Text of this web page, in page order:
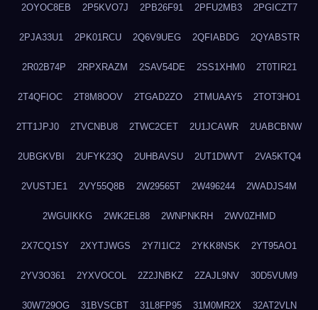
2OYOC8EB 2P5KVO7J 2PB26F91 2PFU2MB3 2PGICZT7
2PJA33U1 2PK01RCU 2Q6V9UEG 2QFIABDG 2QYABSTR
2R02B74P 2RPXRAZM 2SAV54DE 2SS1XHM0 2T0TIR21
2T4QFIOC 2T8M8OOV 2TGAD2ZO 2TMUAAY5 2TOT3HO1
2TT1JPJ0 2TVCNBU8 2TWC2CET 2U1JCAWR 2UABCBNW
2UBGKVBI 2UFYK23Q 2UHBAVSU 2UT1DWVT 2VA5KTQ4
2VUSTJE1 2VY55Q8B 2W29565T 2W496244 2WADJS4M
2WGUIKKG 2WK2EL88 2WNPNKRH 2WV0ZHMD
2X7CQ1SY 2XYTJWGS 2Y7I1IC2 2YKK8NSK 2YT95AO1
2YV3O361 2YXVOCOL 2Z2JNBKZ 2ZAJL9NV 30D5VUM9
30W729OG 31BVSCBT 31L8FP95 31M0MR2X 32AT2VLN